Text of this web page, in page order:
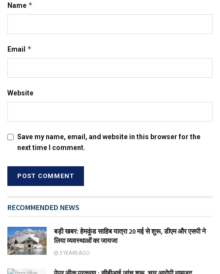
Name *
Email *
Website
Save my name, email, and website in this browser for the
next time I comment.
RECOMMENDED NEWS
बड़ी खबर: हेमकुंड साहिब यात्रा 20 मई से शुरू, डीएम और एसपी ने
लिया व्यवस्थाओं का जायजा
3 YEARS AGO